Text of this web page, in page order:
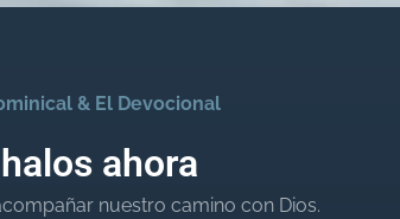
& El Devocional
ahora
nuestro camino con Dios.